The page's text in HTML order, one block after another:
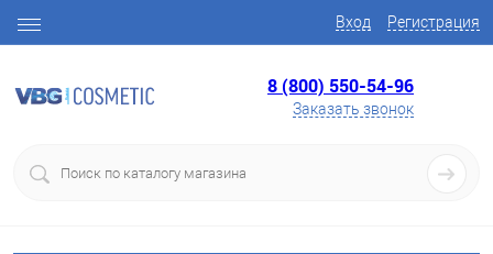
Вход Регистрация
8 (800) 550-54-96
Заказать звонок